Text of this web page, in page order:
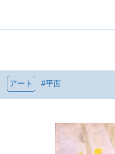
アート #平面